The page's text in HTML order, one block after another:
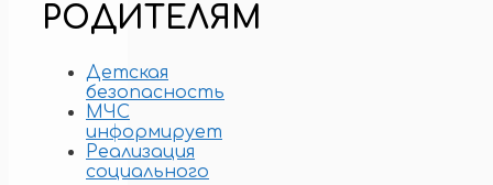
РОДИТЕЛЯМ
Детская
безопасность
МЧС
информирует
Реализация
социального